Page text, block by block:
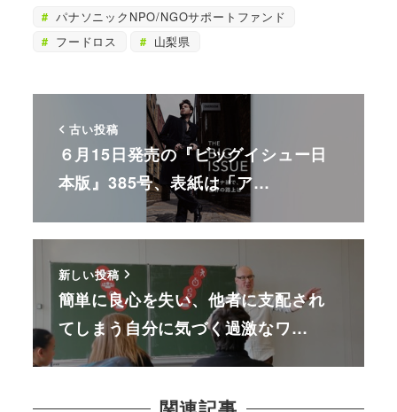
パナソニックNPO/NGOサポートファンド
フードロス
山梨県
古い投稿
６月15日発売の『ビッグイシュー日
本版』385号、表紙は「ア…
新しい投稿
簡単に良心を失い、他者に支配され
てしまう自分に気づく過激なワ…